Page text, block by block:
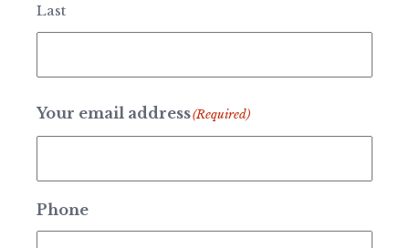
Last
Your email address(Required)
Phone